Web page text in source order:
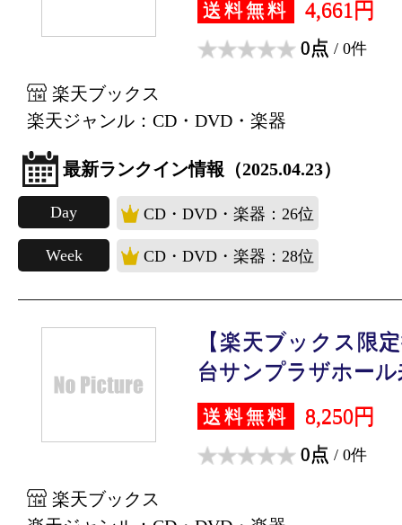
送料無料 4,661円
0点 / 0件
楽天ブックス
楽天ジャンル：CD・DVD・楽器
最新ランクイン情報（2025.04.23）
Day CD・DVD・楽器：26位
Week CD・DVD・楽器：28位
【楽天ブックス限
台サンプラザホール
送料無料 8,250円
0点 / 0件
楽天ブックス